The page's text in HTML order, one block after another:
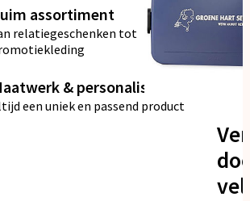
assortiment
relatiegeschenken tot
& personalisatie
een uniek en passend product